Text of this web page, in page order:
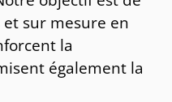
sur mesure en
la
également la